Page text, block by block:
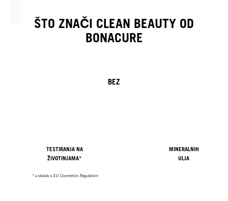
ŠTO ZNAČI CLEAN BEAUTY OD
BONACURE
BEZ
TESTIRANJA NA
ŽIVOTINJAMA*
* u skladu s EU Cosmetics Regulation
MINERALNIH
ULJA